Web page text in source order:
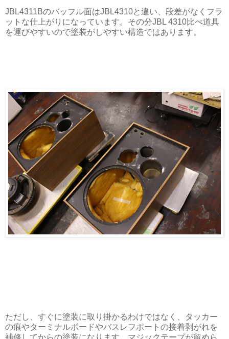
JBL4311Bのバッフル面はJBL4310と違い、段差がなくフラ
ットな仕上がりになっています。その分JBL 4310比べ道具
を運びやすいので塗装がしやすい構造ではあります。
ただし、すぐに塗装に取り掛かるわけではなく、タッカー
の痕やターミナルボードやバスレフポートの接着剥がれを
補修してからの塗装になります。マジックテープが留めら